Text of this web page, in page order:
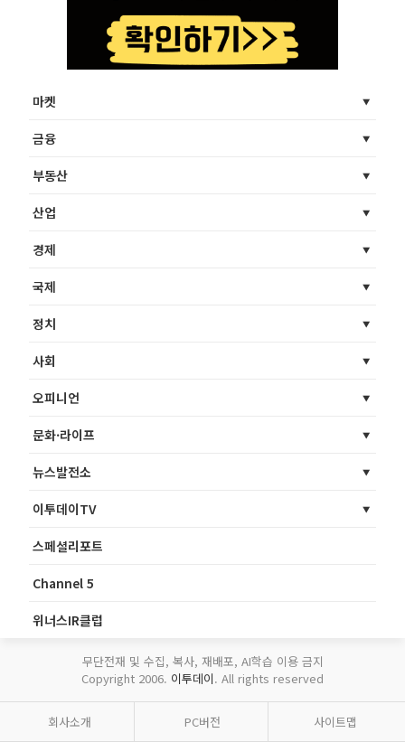
마켓
금융
부동산
산업
경제
국제
정치
사회
오피니언
문화·라이프
뉴스발전소
이투데이TV
스페셜리포트
Channel 5
위너스IR클럽
무단전재 및 수집, 복사, 재배포, AI학습 이용 금지
Copyright 2006. 이투데이. All rights reserved
회사소개 PC버전 사이트맵